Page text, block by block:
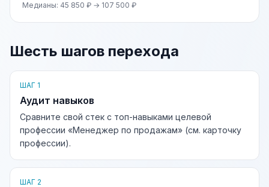
Медианы: 45 850 ₽ → 107 500 ₽
Шесть шагов перехода
ШАГ 1
Аудит навыков
Сравните свой стек с топ-навыками целевой
профессии «Менеджер по продажам» (см. карточку
профессии).
ШАГ 2